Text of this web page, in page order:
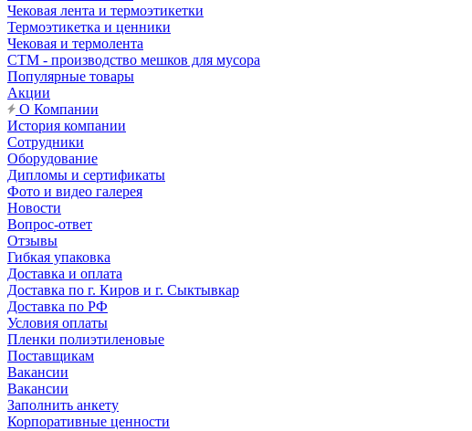
Чековая лента и термоэтикетки
Термоэтикетка и ценники
Чековая и термолента
СТМ - производство мешков для мусора
Популярные товары
Акции
О Компании
История компании
Сотрудники
Оборудование
Дипломы и сертификаты
Фото и видео галерея
Новости
Вопрос-ответ
Отзывы
Гибкая упаковка
Доставка и оплата
Доставка по г. Киров и г. Сыктывкар
Доставка по РФ
Условия оплаты
Пленки полиэтиленовые
Поставщикам
Вакансии
Вакансии
Заполнить анкету
Корпоративные ценности